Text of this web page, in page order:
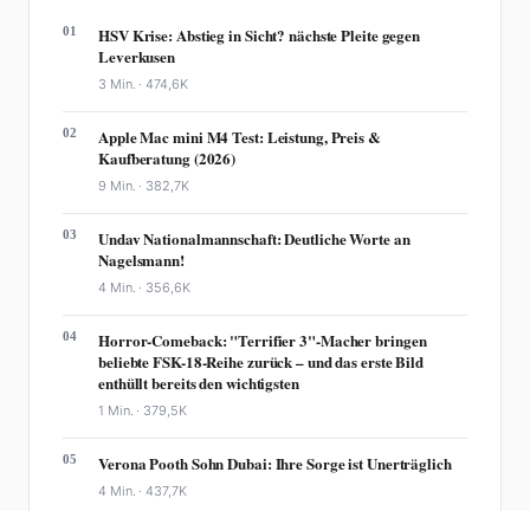
01
HSV Krise: Abstieg in Sicht? nächste Pleite gegen
Leverkusen
3 Min. ·474,6K
02
Apple Mac mini M4 Test: Leistung, Preis &
Kaufberatung (2026)
9 Min. · 382,7K
03
Undav Nationalmannschaft: Deutliche Worte an
Nagelsmann!
4 Min. · 356,6K
04
Horror-Comeback: "Terrifier 3"-Macher bringen
beliebte FSK-18-Reihe zurück – und das erste Bild
enthüllt bereits den wichtigsten
1 Min. · 379,5K
05 Verona Pooth Sohn Dubai: Ihre Sorge ist Unerträglich
4 Min. ·437,7K